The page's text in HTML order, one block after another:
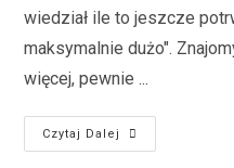
wiedział ile to jeszcze
maksymalnie dużo".
więcej, pewnie ...
Czytaj Dalej